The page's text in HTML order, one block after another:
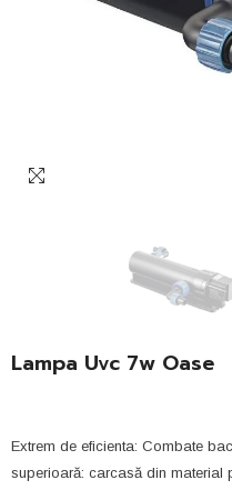
Lampa Uvc 7w Oase
Extrem de eficienta: Combate
superioară: carcasă din material